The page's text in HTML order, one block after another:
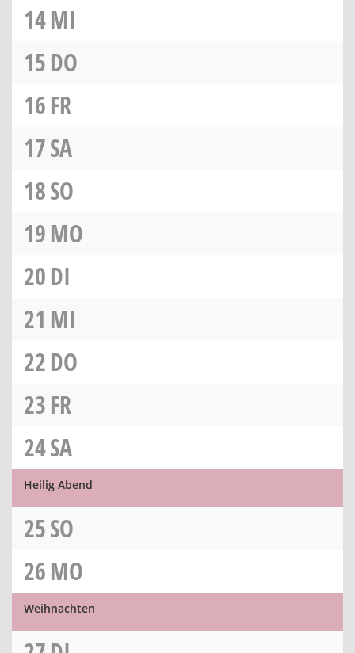
14MI
15DO
16FR
17SA
18SO
19MO
20DI
21 MI
22DO
23FR
24SA
Heilig Abend
25SO
26MO
Weihnachten